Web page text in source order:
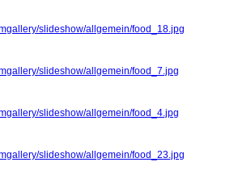
slideshow/allgemein/food_18.jpg
slideshow/allgemein/food_7.jpg
slideshow/allgemein/food_4.jpg
slideshow/allgemein/food_23.jpg